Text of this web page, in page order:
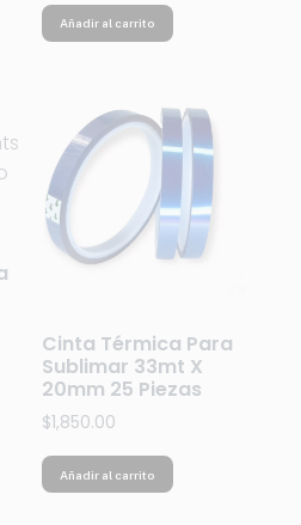
Añadir al carrito
Cinta Térmica Para
Sublimar 33mt X
20mm 25 Piezas
$1,850.00
Añadir al carrito